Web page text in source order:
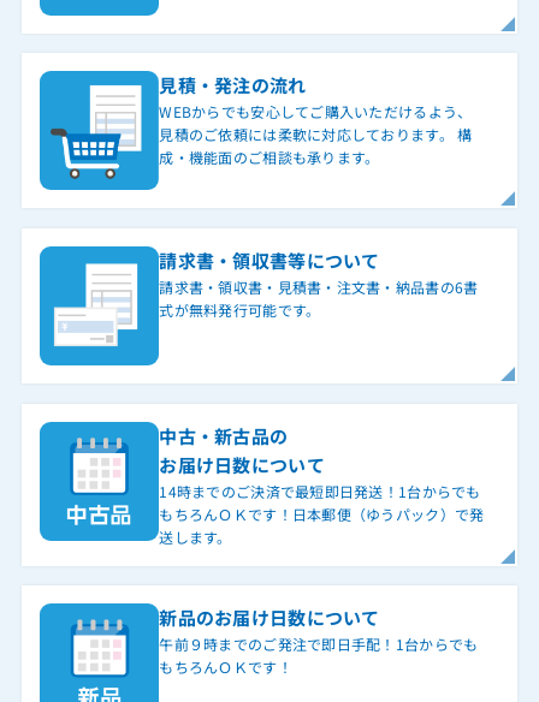
見積・発注の流れ
WEBからでも安心してご購入いただけるよう、
見積のご依頼には柔軟に対応しております。 構
成・機能面のご相談も承ります。
請求書・領収書等について
請求書・領収書・見積書・注文書・納品書の6書
式が無料発行可能です。
中古・新古品の
お届け日数について
14時までのご決済で最短即日発送！1台からでも
もちろんＯＫです！日本郵便（ゆうパック）で発
送します。
新品のお届け日数について
午前９時までのご発注で即日手配！1台からでも
もちろんＯＫです！